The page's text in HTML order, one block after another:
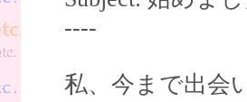
----
私、今まで出会